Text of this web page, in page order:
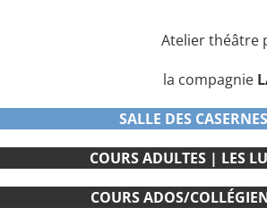
Atelier théâtre
la compagnie
SALLE DES
COURS ADULTES | LES
COURS ADOS/